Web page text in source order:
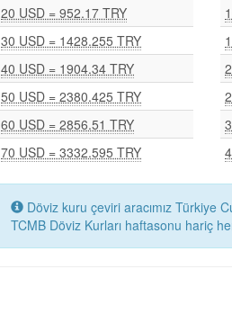
20 USD = 952.17 TRY
30 USD = 1428.255 TRY
40 USD = 1904.34 TRY
50 USD = 2380.425 TRY
60 USD = 2856.51 TRY
70 USD = 3332.595 TRY
Döviz kuru çeviri aracımız Türkiye
TCMB Döviz Kurları haftasonu hariç